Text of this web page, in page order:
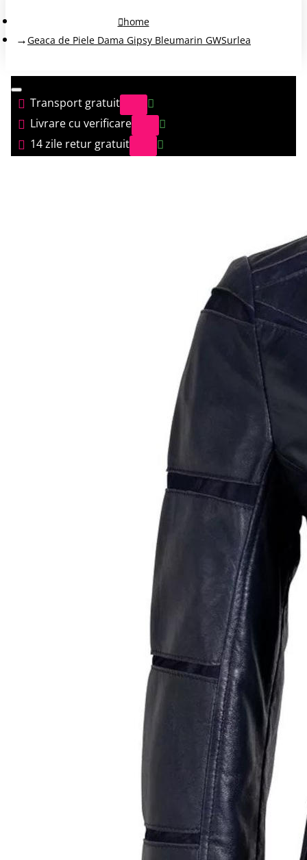
home
Geaca de Piele Dama Gipsy Bleumarin GWSurlea
Transport gratuit
Livrare cu verificare
14 zile retur gratuit